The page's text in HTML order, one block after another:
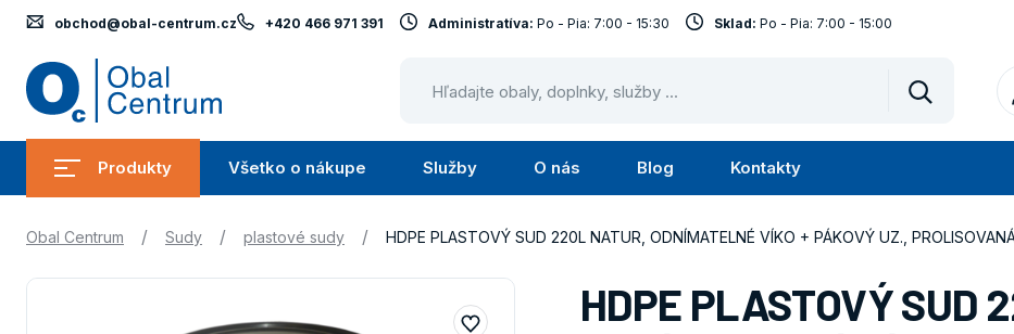
Vyhledat
Produkty
Submenu
Produkty
Všetko o nákupe
Submenu
Všetko
Služby
Submenu
Služby
O nás
Submenu
O
Blog Kontakty
obchod@obal-centrum.cz +420 466 971 391 Administratíva: Po - Pia: 7:00 - 15:30 Sklad: Po - Pia: 7:00 - 15:00
Obal Centrum / Sudy / plastové sudy / HDPE PLASTOVÝ SUD 220L NATUR, ODNÍMATELNÉ VÍKO + PÁKOVÝ UZ.,
HDPE PLASTOVÝ SUD